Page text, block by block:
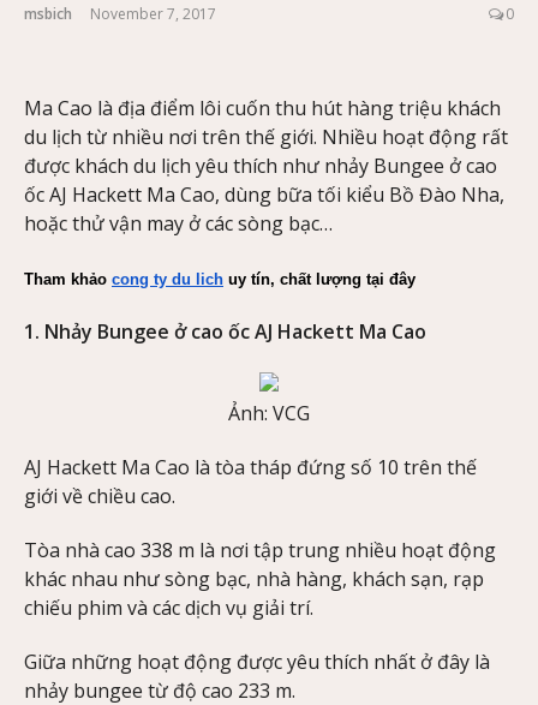
msbich November 7, 2017 0
Ma Cao là địa điểm lôi cuốn thu hút hàng triệu khách
du lịch từ nhiều nơi trên thế giới. Nhiều hoạt động rất
được khách du lịch yêu thích như nhảy Bungee ở cao
ốc AJ Hackett Ma Cao, dùng bữa tối kiểu Bồ Đào Nha,
hoặc thử vận may ở các sòng bạc…
Tham khảo cong ty du lich uy tín, chất lượng tại đây
1. Nhảy Bungee ở cao ốc AJ Hackett Ma Cao
Ảnh: VCG
AJ Hackett Ma Cao là tòa tháp đứng số 10 trên thế
giới về chiều cao.
Tòa nhà cao 338 m là nơi tập trung nhiều hoạt động
khác nhau như sòng bạc, nhà hàng, khách sạn, rạp
chiếu phim và các dịch vụ giải trí.
Giữa những hoạt động được yêu thích nhất ở đây là
nhảy bungee từ độ cao 233 m.